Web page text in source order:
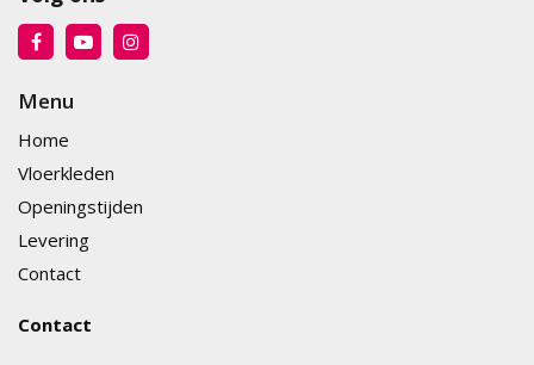
Menu
Home
Vloerkleden
Openingstijden
Levering
Contact
Contact